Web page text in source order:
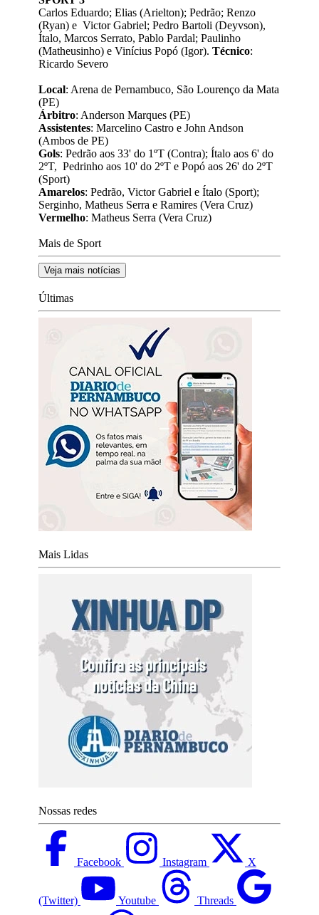
Carlos Eduardo; Elias (Arielton); Pedrão; Renzo
(Ryan) e Victor Gabriel; Pedro Bartoli (Deyvson),
Ítalo, Marcos Serrato, Pablo Pardal; Paulinho
(Matheusinho) e Vinícius Popó (Igor). Técnico:
Ricardo Severo
Local: Arena de Pernambuco, São Lourenço da Mata
(PE)
Árbitro: Anderson Marques (PE)
Assistentes: Marcelino Castro e John Andson
(Ambos de PE)
Gols: Pedrão aos 33' do 1ºT (Contra); Ítalo aos 6' do
2ºT, Pedrinho aos 10' do 2ºT e Popó aos 26' do 2ºT
(Sport)
Amarelos: Pedrão, Victor Gabriel e Ítalo (Sport);
Serginho, Matheus Serra e Ramires (Vera Cruz)
Vermelho: Matheus Serra (Vera Cruz)
Mais de Sport
Veja mais notícias
Últimas
Mais Lidas
Nossas redes
Facebook Instagram X
(Twitter) Youtube Threads